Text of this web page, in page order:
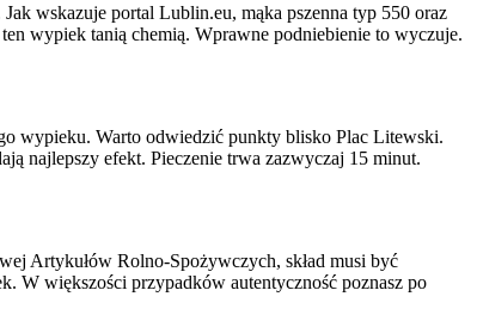
wskazuje portal Lublin.eu, mąka pszenna typ 550 oraz
wypiek tanią chemią. Wprawne podniebienie to wyczuje.
wypieku. Warto odwiedzić punkty blisko Plac Litewski.
najlepszy efekt. Pieczenie trwa zazwyczaj 15 minut.
Artykułów Rolno-Spożywczych, skład musi być
W większości przypadków autentyczność poznasz po